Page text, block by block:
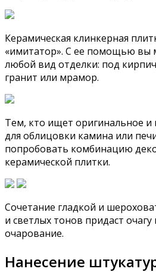
Керамическая клинкерная
«имитатор». С ее помощью вы
любой вид отделки: под
гранит или мрамор.
Тем, кто ищет оригинальное и
для облицовки камина или
попробовать комбинацию
керамической плитки.
Сочетание гладкой и
и светлых тонов придаст
очарование.
Нанесение